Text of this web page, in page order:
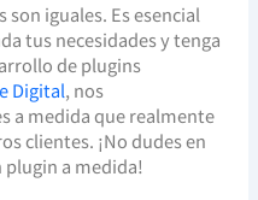
iguales. Es esencial
tus necesidades y tenga
de plugins
Digital, nos
a medida que realmente
clientes. ¡No dudes en
a medida!